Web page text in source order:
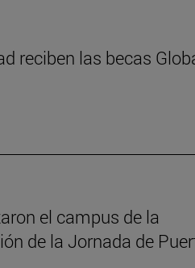
reciben las becas
el campus de la
de la Jornada de